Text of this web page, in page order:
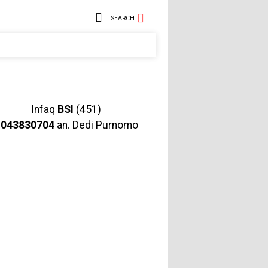
SEARCH
Infaq BSI (451)
an. Dedi Purnomo